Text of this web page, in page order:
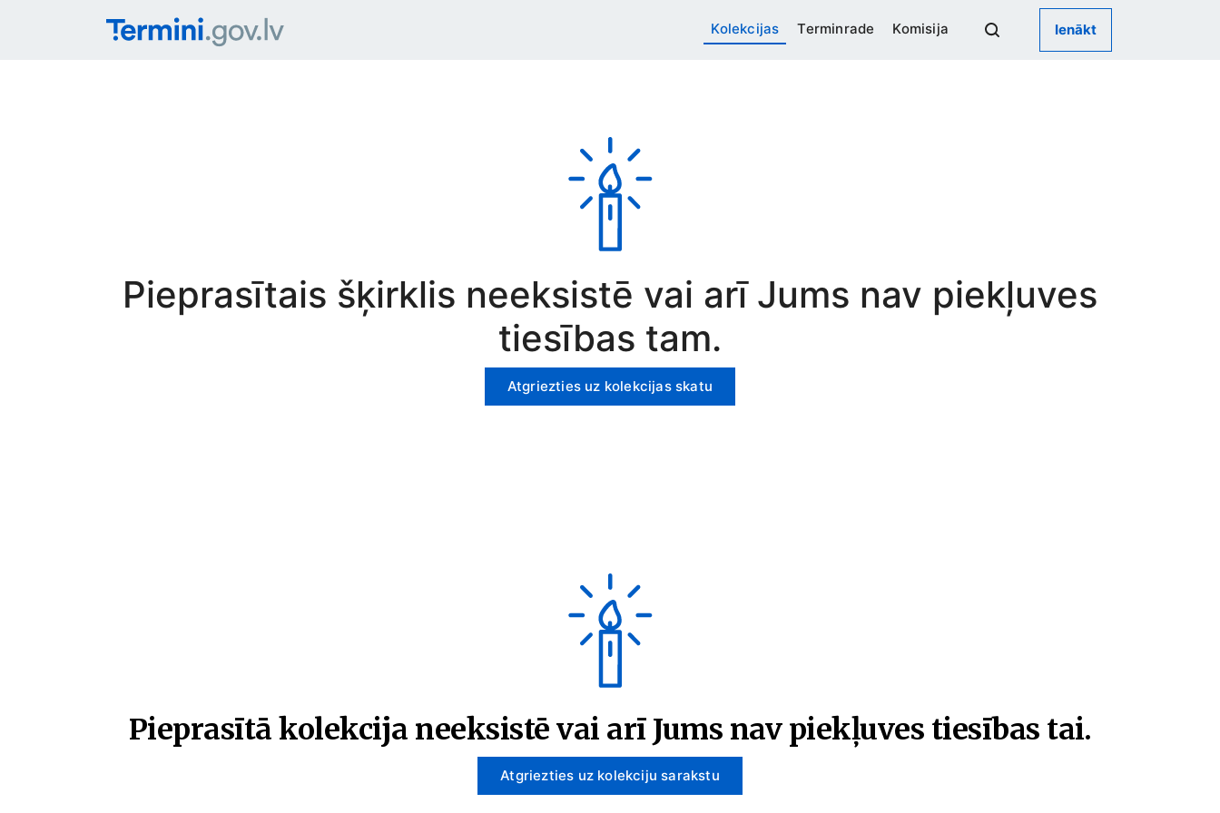
Kolekcijas Terminrade Komisija Ienākt
Pieprasītais šķirklis neeksistē vai arī Jums nav piekļuves
tiesības tam.
Atgriezties uz kolekcijas skatu
Pieprasītā kolekcija neeksistē vai arī Jums nav piekļuves tiesības tai.
Atgriezties uz kolekciju sarakstu